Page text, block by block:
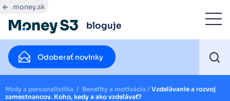
money.sk
bloguje
Odoberať novinky
Mzdy a personalistika / Benefity a motivácia / Vzdelávanie a rozvoj
zamestnancov. Koho, kedy a ako vzdelávať?